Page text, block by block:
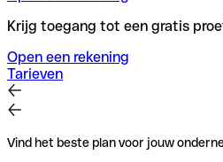
Krijg toegang tot een gratis
Open een rekening
Tarieven
Vind het beste plan voor jouw